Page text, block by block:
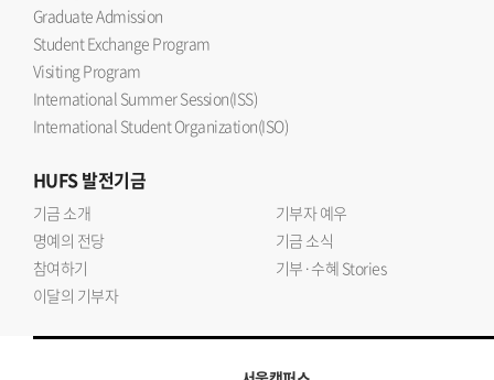
Graduate Admission
Student Exchange Program
Visiting Program
International Summer Session(ISS)
International Student Organization(ISO)
HUFS발전기금
기금 소개
기부자 예우
명예의 전당
기금 소식
참여하기
기부·수혜 Stories
이달의 기부자